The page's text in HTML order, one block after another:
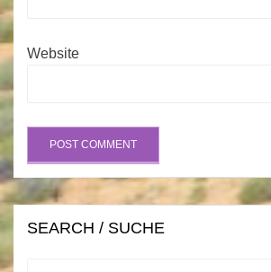
Website
SEARCH / SUCHE